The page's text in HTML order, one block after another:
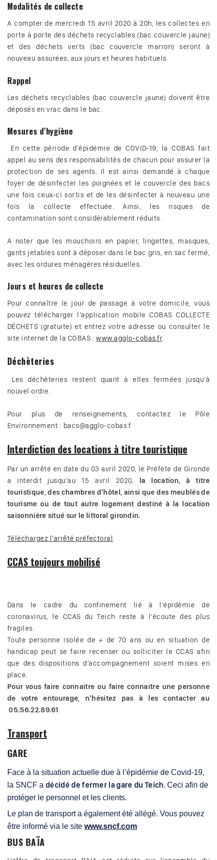
Modalités de collecte
A compter de mercredi 15 avril 2020 à 20h, les collectes en
porte à porte des déchets recyclables (bac couvercle jaune)
et des déchets verts (bac couvercle marron) seront à
nouveau assurées, aux jours et heures habituels.
Rappel
Les déchets recyclables (bac couvercle jaune) doivent être
déposés en vrac dans le bac.
Mesures d’hygiène
En cette période d’épidémie de COVID-19, la COBAS fait
appel au sens des responsabilités de chacun pour assurer la
protection de ses agents. Il est ainsi demandé à chaque
foyer de désinfecter les poignées et le couvercle des bacs
une fois ceux-ci sortis et de les désinfecter à nouveau une
fois la collecte effectuée. Ainsi, les risques de
contamination sont considérablement réduits.
A noter que les mouchoirs en papier, lingettes, masques,
gants jetables sont à déposer dans le bac gris, en sac fermé,
avec les ordures ménagères résiduelles.
Jours et heures de collecte
Pour connaître le jour de passage à votre domicile, vous
pouvez télécharger l’application mobile COBAS COLLECTE
DÉCHETS (gratuite) et entrez votre adresse ou consulter le
site internet de la COBAS :www.agglo-cobas.fr
Déchèteries
Les déchèteries restent quant à elles fermées jusqu’à
nouvel ordre.
Pour plus de renseignements, contactez le Pôle
Environnement : bacs@agglo-cobas.f
Interdiction des locations à titre touristique
Par un arrêté en date du 03 avril 2020, le Préfète de Gironde
a interdit jusqu’au 15 avril 2020,
la location, à titre
touristique, des chambres d’hôtel, ainsi que des meublés de
tourisme ou de tout autre logement destiné à la location
saisonnière situé sur le littoral girondin.
Téléchargez l’arrêté préfectoral
CCAS toujours mobilisé
Dans le cadre du confinement lié à l’épidémie de
coronavirus, le CCAS du Teich reste à l’écoute des plus
fragiles.
Toute personne isolée de + de 70 ans ou en situation de
handicap peut se faire recenser ou solliciter le CCAS afin
que des dispositions d’accompagnement soient mises en
place.
Pour vous faire connaitre ou faire connaitre une personne
de votre entourage, n’hésitez pas à les contacter au
05.56.22.89.61
Transport
GARE
Face à la situation actuelle due à l’épidémie de Covid-19,
la SNCF a décidé de fermer la gare du Teich.Ceci afin de
protéger le personnel et les clients.
Le plan de transport a également été allégé. Vous pouvez
être informé via le site www.sncf.com
BUS BAÏA